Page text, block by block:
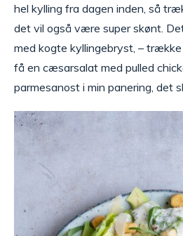
hel kylling fra dagen inden, så
det vil også være super skønt.
med kogte kyllingebryst, –
få en cæsarsalat med pulled
parmesanost i min panering, det